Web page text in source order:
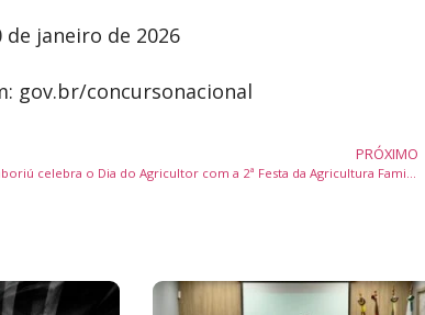
janeiro de 2026
gov.br/concursonacional
PRÓXIMO
Camboriú celebra o Dia do Agricultor com a 2ª Festa da Agricultura Familiar valorizando produtores locais